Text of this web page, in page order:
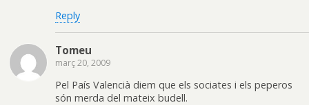
Reply
Tomeu
març 20, 2009
Pel País Valencià diem que els sociates i els peperos
són merda del mateix budell.